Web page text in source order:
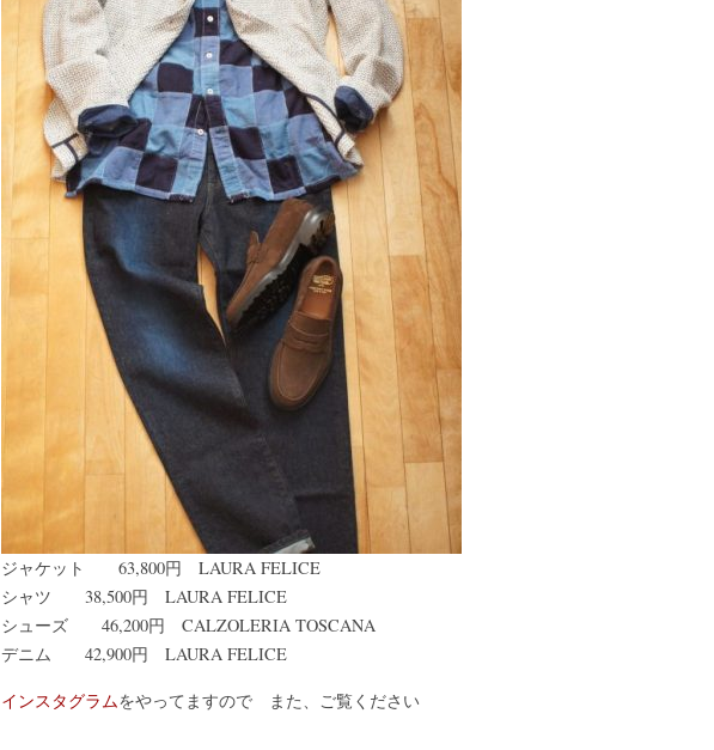
ジャケット 63,800円 LAURA FELICE
シャツ 38,500円 LAURA FELICE
シューズ 46,200円 CALZOLERIA TOSCANA
デニム 42,900円 LAURA FELICE
インスタグラムをやってますので また、ご覧ください